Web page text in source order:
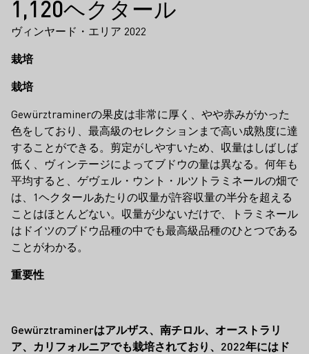
1,120ヘクタール
ヴィンヤード・エリア 2022
栽培
栽培
Gewürztraminerの果皮は非常に厚く、やや赤みがかった
色をしており、最高級のセレクションまで高い成熟度に達
することができる。剪定がしやすいため、収量はしばしば
低く、ヴィンテージによってブドウの量は異なる。何年も
平均すると、ゲヴェル・ウント・ルツトラミネールの畑で
は、1ヘクタールあたりの収量が許容収量の半分を超える
ことはほとんどない。収量が少ないだけで、トラミネール
はドイツのブドウ品種の中でも最高級品種のひとつである
ことがわかる。
重要性
Gewürztraminerはアルザス、南チロル、オーストラリ
ア、カリフォルニアでも栽培されており、2022年にはド